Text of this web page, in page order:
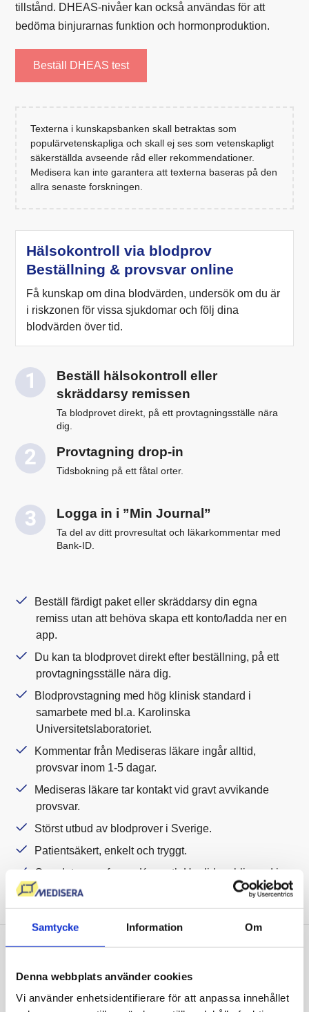
Samtycke Information Om
Denna webbplats använder cookies
Vi använder enhetsidentifierare för att anpassa innehållet
tillstånd. DHEAS-nivåer kan också användas för att
bedöma binjurarnas funktion och hormonproduktion.
Beställ DHEAS test
Texterna i kunskapsbanken skall betraktas som
populärvetenskapliga och skall ej ses som vetenskapligt
säkerställda avseende råd eller rekommendationer.
Medisera kan inte garantera att texterna baseras på den
allra senaste forskningen.
Hälsokontroll via blodprov
Beställning & provsvar online
Få kunskap om dina blodvärden, undersök om du är
i riskzonen för vissa sjukdomar och följ dina
blodvärden över tid.
Beställ hälsokontroll eller
skräddarsy remissen
Ta blodprovet direkt, på ett provtagningsställe nära
dig.
Provtagning drop-in
Tidsbokning på ett fåtal orter.
Logga in i ”Min Journal”
Ta del av ditt provresultat och läkarkommentar med
Bank-ID.
Beställ färdigt paket eller skräddarsy din egna
remiss utan att behöva skapa ett konto/ladda ner en
app.
Du kan ta blodprovet direkt efter beställning, på ett
provtagningsställe nära dig.
Blodprovstagning med hög klinisk standard i
samarbete med bl.a. Karolinska
Universitetslaboratoriet.
Kommentar från Mediseras läkare ingår alltid,
provsvar inom 1-5 dagar.
Mediseras läkare tar kontakt vid gravt avvikande
provsvar.
Störst utbud av blodprover i Sverige.
Patientsäkert, enkelt och tryggt.
Grundat av professor Kenneth Haglid, publicerad i
Nature.
fokus